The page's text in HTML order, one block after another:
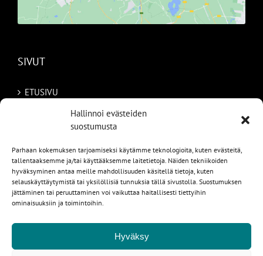
Hallinnoi evästeiden
suostumusta
Parhaan kokemuksen tarjoamiseksi käytämme teknologioita, kuten evästeitä,
tallentaaksemme ja/tai käyttääksemme laitetietoja. Näiden tekniikoiden
hyväksyminen antaa meille mahdollisuuden käsitellä tietoja, kuten
selauskäyttäytymistä tai yksilöllisiä tunnuksia tällä sivustolla. Suostumuksen
jättäminen tai peruuttaminen voi vaikuttaa haitallisesti tiettyihin
ominaisuuksiin ja toimintoihin.
Hyväksy
SIVUT
ETUSIVU
TILAA AUTO RUOTSISTA
PALVELUT